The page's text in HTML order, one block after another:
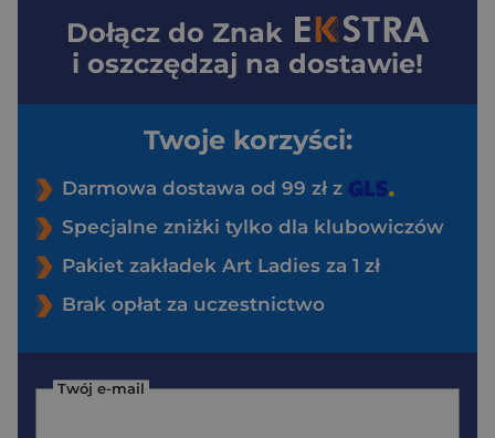
Dołącz do Znak
i oszczędzaj na dostawie!
Twoje korzyści:
Darmowa dostawa od 99 zł z
Specjalne zniżki tylko dla klubowiczów
Pakiet zakładek Art Ladies za 1 zł
Brak opłat za uczestnictwo
Twój e-mail